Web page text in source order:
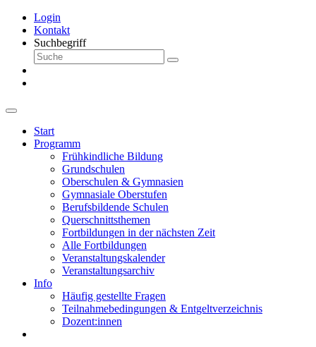
Login
Kontakt
Suchbegriff
Start
Programm
Frühkindliche Bildung
Grundschulen
Oberschulen & Gymnasien
Gymnasiale Oberstufen
Berufsbildende Schulen
Querschnittsthemen
Fortbildungen in der nächsten Zeit
Alle Fortbildungen
Veranstaltungskalender
Veranstaltungsarchiv
Info
Häufig gestellte Fragen
Teilnahmebedingungen & Entgeltverzeichnis
Dozent:innen